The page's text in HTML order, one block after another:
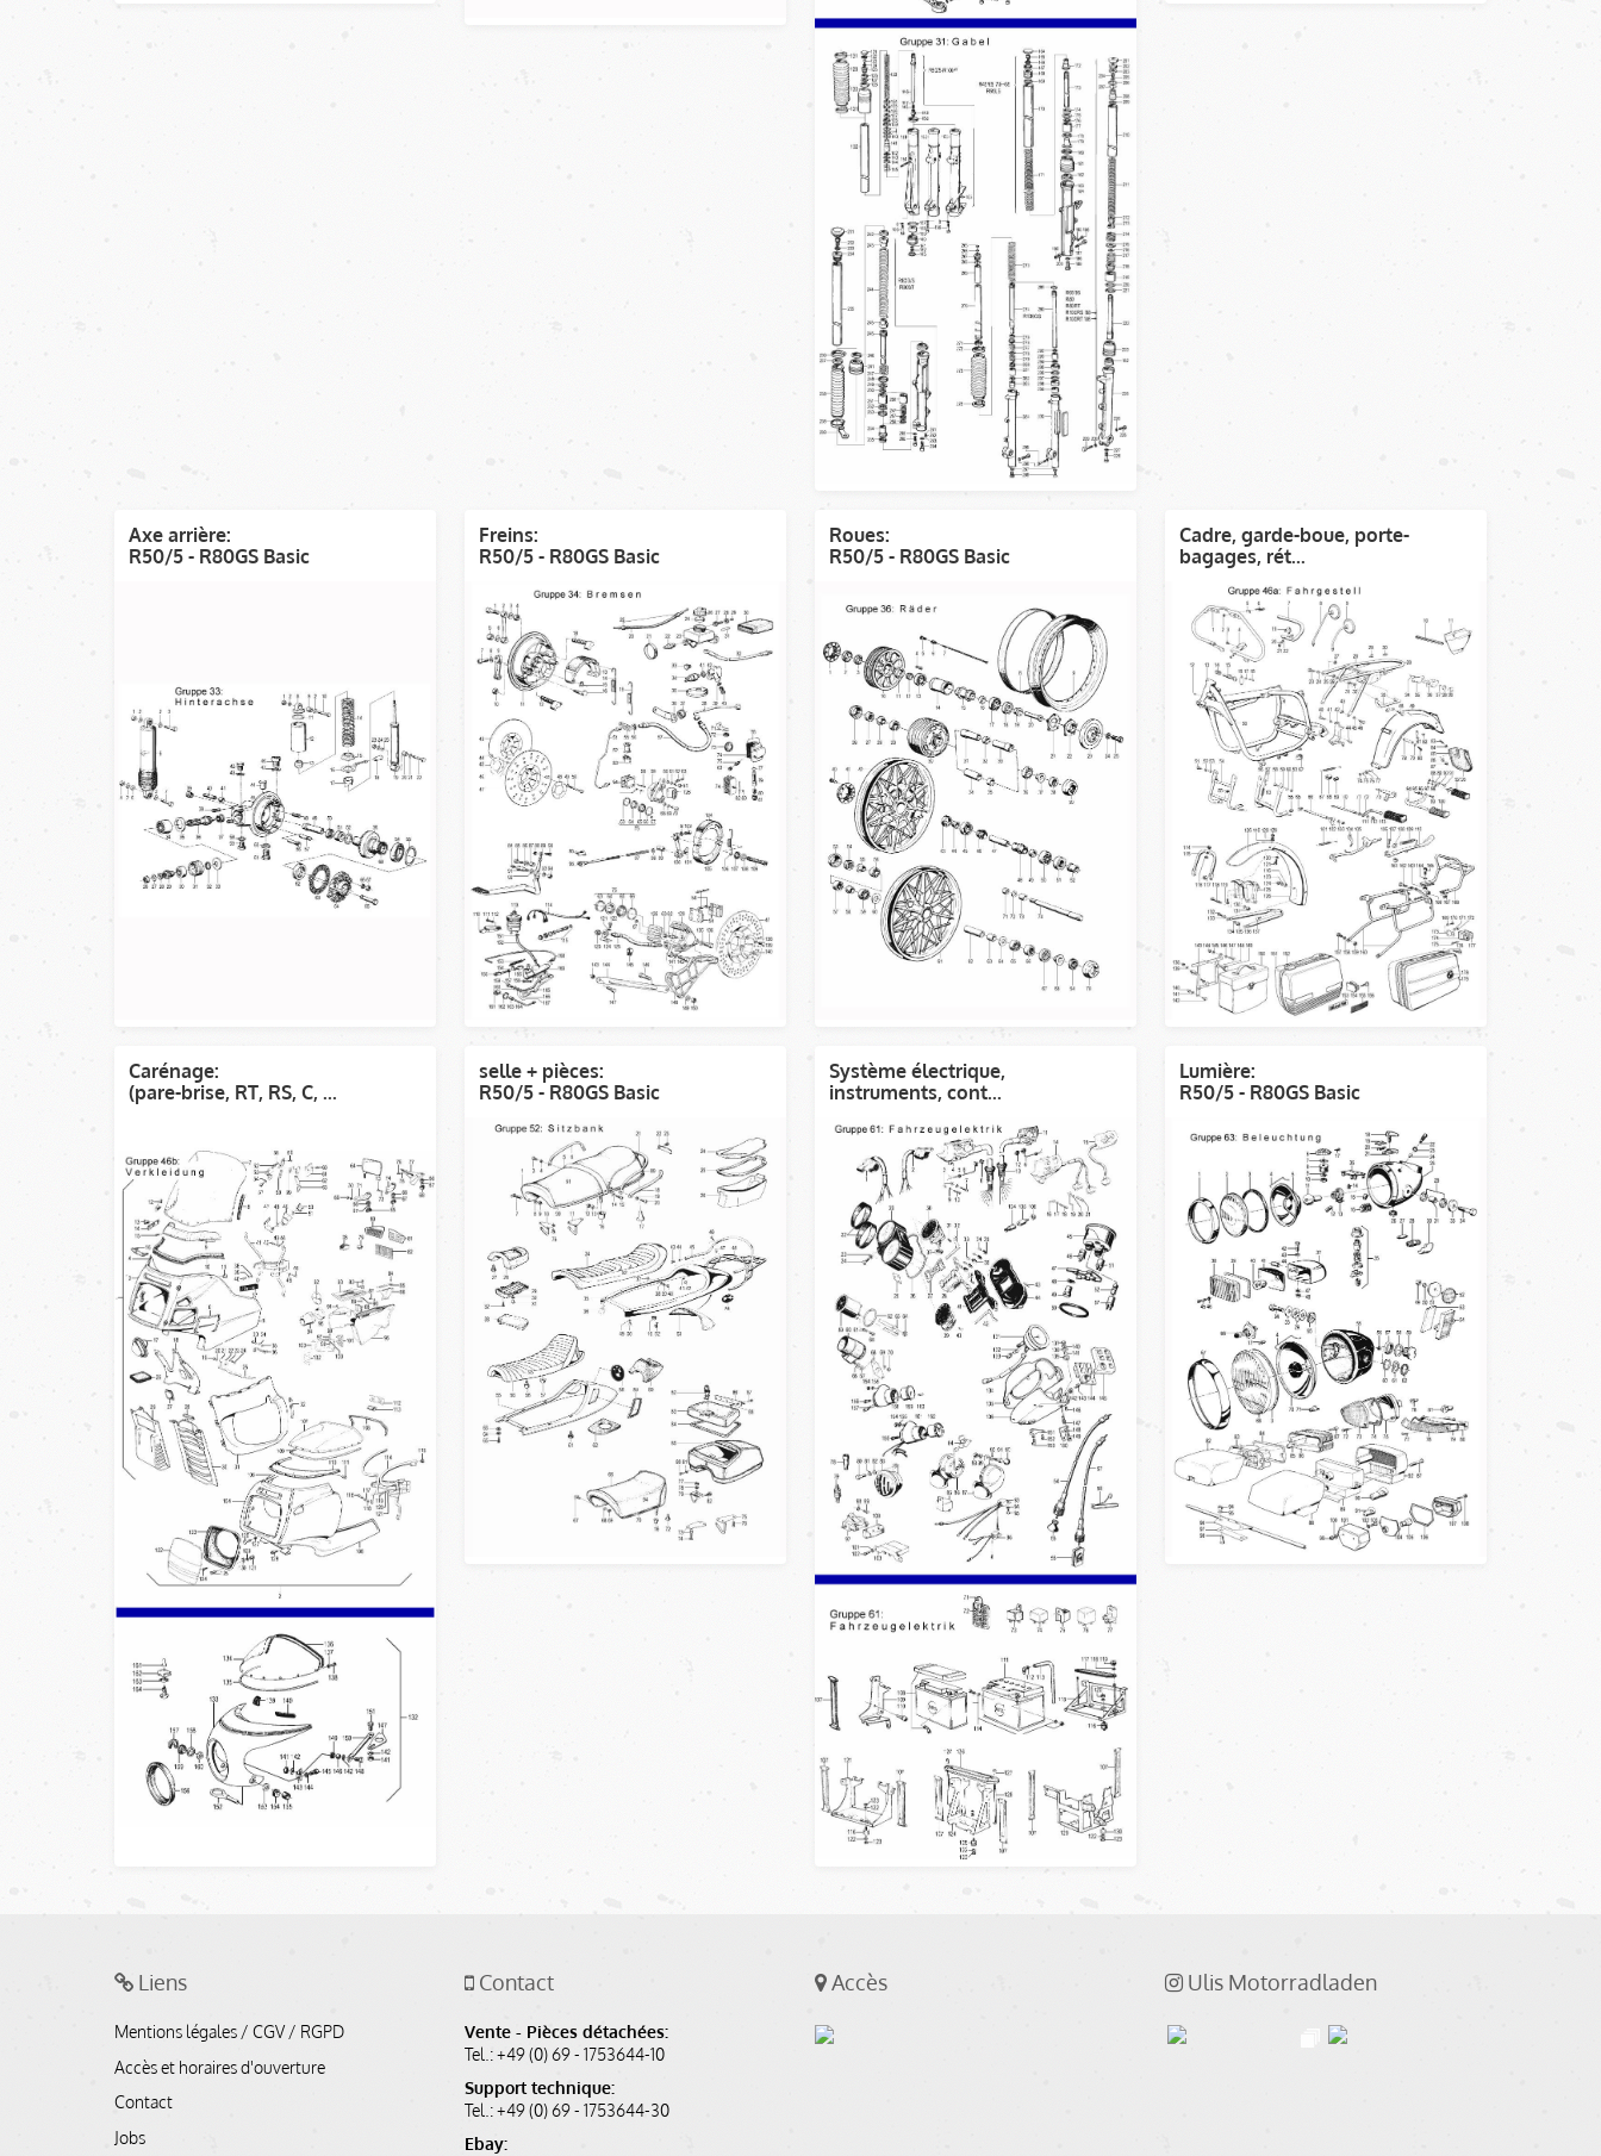
Axe arrière:
R50/5 - R80GS Basic
Freins:
R50/5 - R80GS Basic
Roues:
R50/5 - R80GS Basic
Cadre, garde-boue, porte-
bagages, rét...
Carénage:
(pare-brise, RT, RS, C, ...
selle + pièces:
R50/5 - R80GS Basic
Système électrique,
instruments, cont...
Lumière:
R50/5 - R80GS Basic
Liens
Mentions légales / CGV / RGPD
Accès et horaires d'ouverture
Contact
Jobs
Contact
Vente - Pièces détachées:
Tel.: +49 (0) 69 - 1753644-10
Support technique:
Tel.: +49 (0) 69 - 1753644-30
Ebay:
Accès Ulis Motorradladen